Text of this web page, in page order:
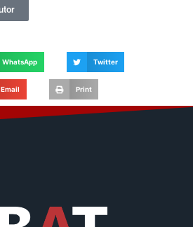
WhatsApp Twitter
Email Print